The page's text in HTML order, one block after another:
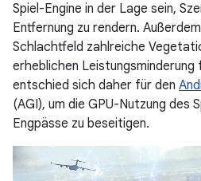
Spiel-Engine in der Lage sein,
Entfernung zu rendern.
Schlachtfeld zahlreiche
erheblichen Leistungsminderung
entschied sich daher für den
(AGI), um die GPU-Nutzung des
Engpässe zu beseitigen.